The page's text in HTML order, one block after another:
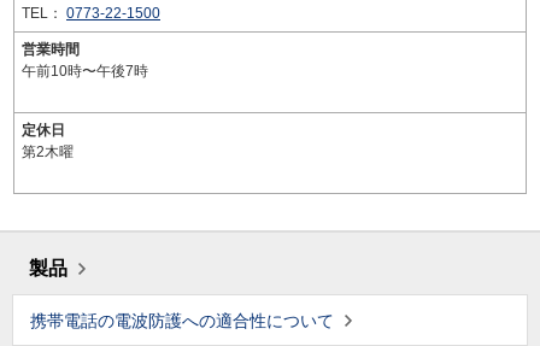
TEL： 0773-22-1500
営業時間
午前10時〜午後7時
定休日
第2木曜
製品
携帯電話の電波防護への適合性について